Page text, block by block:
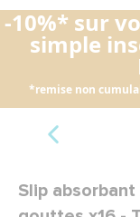
-10%* sur
simple
*remise non
Slip